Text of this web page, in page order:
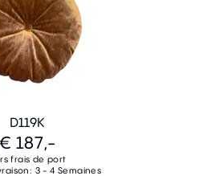
D119K
€ 187,-
frais de port
3 - 4 Semaines